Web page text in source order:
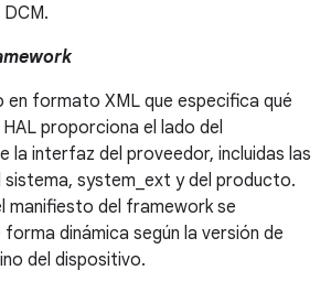
en formato XML que especifica qué
proporciona el lado del
la interfaz del proveedor, incluidas las
sistema, system_ext y del producto.
manifiesto del framework se
forma dinámica según la versión de
del dispositivo.